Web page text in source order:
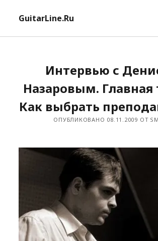
GuitarLine.Ru
Интервью с
Назаровым.
Как выбрать
ОПУБЛИКОВАНО 08.11.2009 ОТ